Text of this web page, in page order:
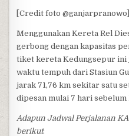
[Credit foto @ganjarpranowo]
Menggunakan Kereta Rel
gerbong dengan kapasitas
tiket kereta Kedungsepur ini
waktu tempuh dari Stasiun
jarak 71,76 km sekitar satu
dipesan mulai 7 hari
Adapun Jadwal Perjalanan
berikut: